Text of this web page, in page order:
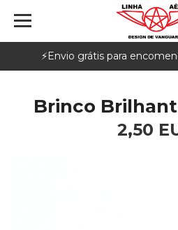
⚡️Envio grátis para
Brinco
2,50